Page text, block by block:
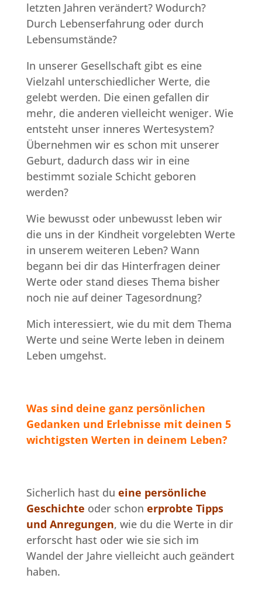
letzten Jahren verändert? Wodurch?
Durch Lebenserfahrung oder durch
Lebensumstände?
In unserer Gesellschaft gibt es eine
Vielzahl unterschiedlicher Werte, die
gelebt werden. Die einen gefallen dir
mehr, die anderen vielleicht weniger. Wie
entsteht unser inneres Wertesystem?
Übernehmen wir es schon mit unserer
Geburt, dadurch dass wir in eine
bestimmt soziale Schicht geboren
werden?
Wie bewusst oder unbewusst leben wir
die uns in der Kindheit vorgelebten Werte
in unserem weiteren Leben? Wann
begann bei dir das Hinterfragen deiner
Werte oder stand dieses Thema bisher
noch nie auf deiner Tagesordnung?
Mich interessiert, wie du mit dem Thema
Werte und seine Werte leben in deinem
Leben umgehst.
Was sind deine ganz persönlichen
Gedanken und Erlebnisse mit deinen 5
wichtigsten Werten in deinem Leben?
Sicherlich hast du eine persönliche
Geschichte oder schon erprobte Tipps
und Anregungen, wie du die Werte in dir
erforscht hast oder wie sie sich im
Wandel der Jahre vielleicht auch geändert
haben.